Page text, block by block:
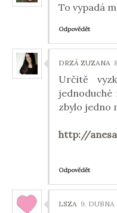
To vypadá
Odpovědět
DRZÁ ZUZANA
Určitě
zbylo jedno
http://
Odpovědět
LSZA 9. DUBNA